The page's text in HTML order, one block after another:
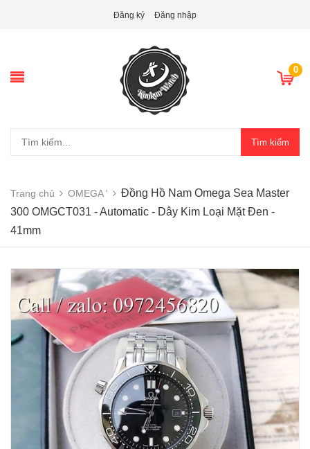
Đăng ký Đăng nhập
0
Tìm kiếm
Trang chủ OMEGA '
Đồng Hồ Nam Omega Sea Master
300 OMGCT031 - Automatic - Dây Kim Loại Mặt Đen -
41mm